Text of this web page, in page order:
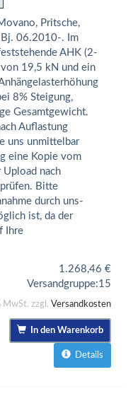
Pritsche,
Bj. 06.2010-. Im
AHK (2-
19,5 kN und ein
8% Steigung,
Gesamtgewicht.
Auflastung
uns unmittelbar
eine Kopie vom
Upload nach
Bitte
durch uns-
ist, da der
Ihre
1.268,46 €
Versandgruppe:15
MwSt. zzgl. Versandkosten
In den Warenkorb
Details